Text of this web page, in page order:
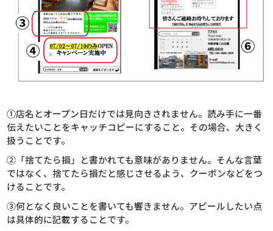
①店名とオープン日だけでは見向きされません。読み手に一番
伝えたいことをキャッチコピーにすること。その場合、大きく
扱うことです。
②「捨てたら損」と書かれても意味がありません。そんな言葉
ではなく、捨てたら損だと感じさせるよう、クーポンなどをつ
けることです。
③何となく良いことを書いても響きません。アピールしたい点
は具体的に記載することです。